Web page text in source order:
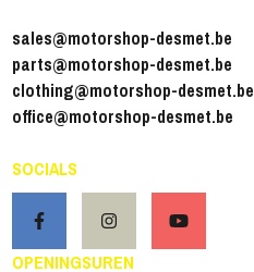
sales@motorshop-desmet.be
parts@motorshop-desmet.be
clothing@motorshop-desmet.be
office@motorshop-desmet.be
SOCIALS
OPENINGSUREN